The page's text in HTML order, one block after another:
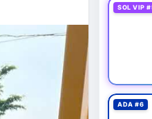
SOL VIP
ADA #6